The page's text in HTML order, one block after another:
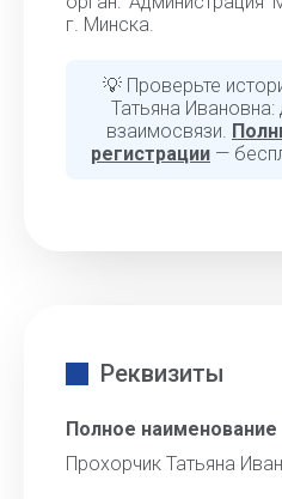
г. Минска.
💡 Проверьте
Татьяна Ивановна:
взаимосвязи.
регистрации —
Реквизиты
Полное наименование
Прохорчик Татьяна